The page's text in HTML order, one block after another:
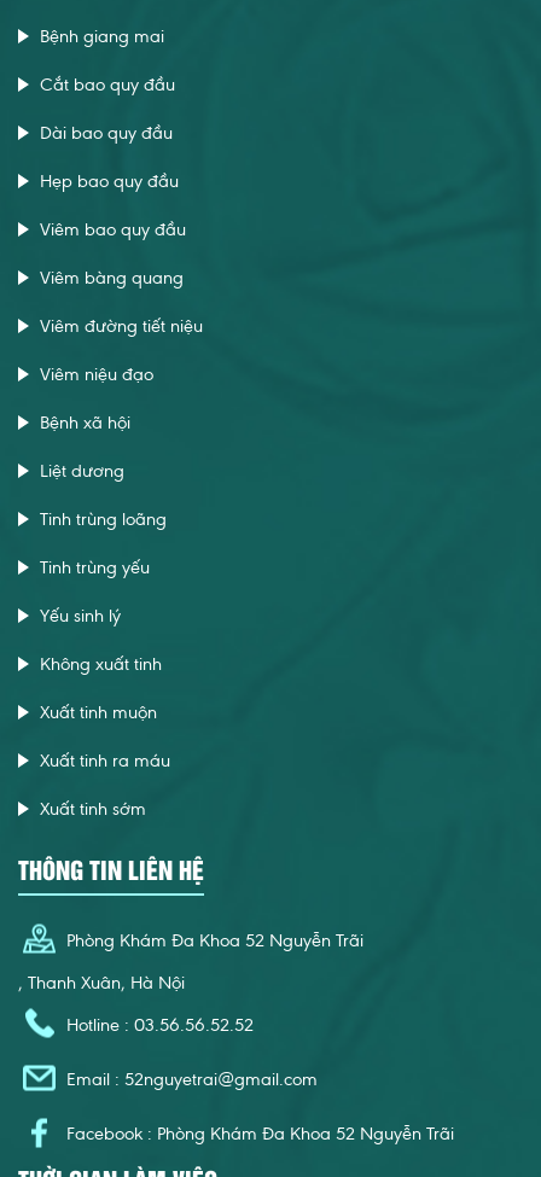
Bệnh giang mai
Cắt bao quy đầu
Dài bao quy đầu
Hẹp bao quy đầu
Viêm bao quy đầu
Viêm bàng quang
Viêm đường tiết niệu
Viêm niệu đạo
Bệnh xã hội
Liệt dương
Tinh trùng loãng
Tinh trùng yếu
Yếu sinh lý
Không xuất tinh
Xuất tinh muộn
Xuất tinh ra máu
Xuất tinh sớm
THÔNG TIN LIÊN HỆ
Phòng Khám Đa Khoa 52 Nguyễn Trãi
, Thanh Xuân, Hà Nội
Hotline : 03.56.56.52.52
Email : 52nguyetrai@gmail.com
Facebook : Phòng Khám Đa Khoa 52 Nguyễn Trãi